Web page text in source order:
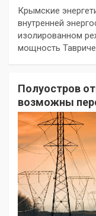
Крымские
внутренней
изолированном
мощность
Полуостров
возможны